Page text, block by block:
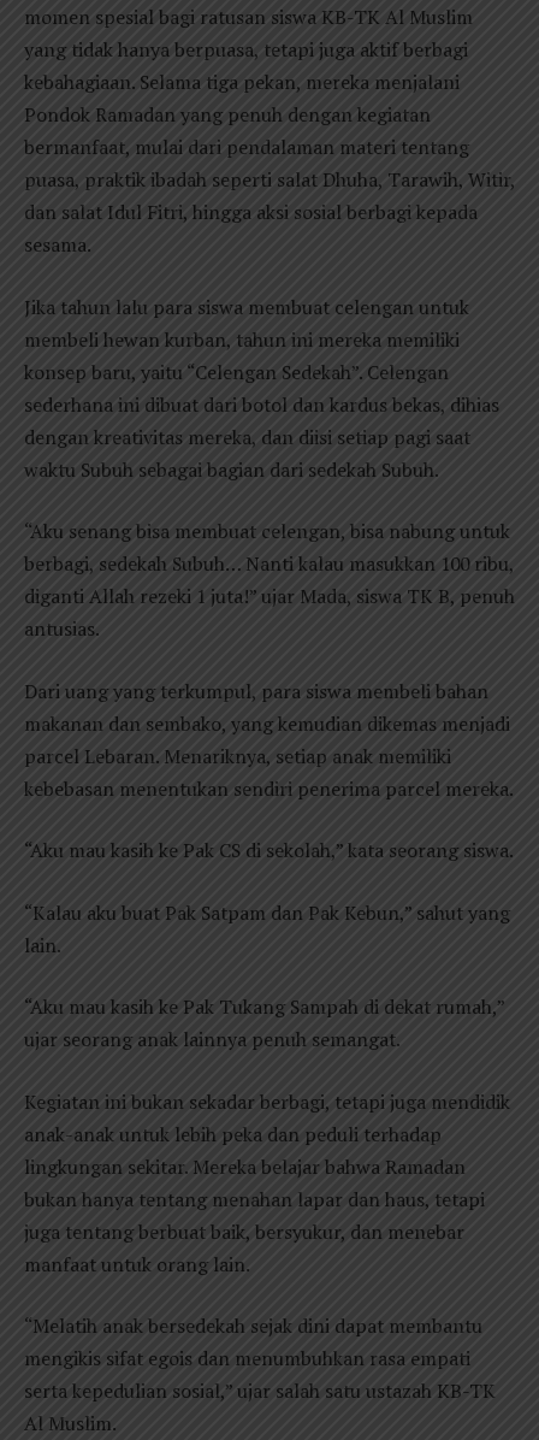
momen spesial bagi ratusan siswa KB-TK Al Muslim
yang tidak hanya berpuasa, tetapi juga aktif berbagi
kebahagiaan. Selama tiga pekan, mereka menjalani
Pondok Ramadan yang penuh dengan kegiatan
bermanfaat, mulai dari pendalaman materi tentang
puasa, praktik ibadah seperti salat Dhuha, Tarawih, Witir,
dan salat Idul Fitri, hingga aksi sosial berbagi kepada
sesama.
Jika tahun lalu para siswa membuat celengan untuk
membeli hewan kurban, tahun ini mereka memiliki
konsep baru, yaitu “Celengan Sedekah”. Celengan
sederhana ini dibuat dari botol dan kardus bekas, dihias
dengan kreativitas mereka, dan diisi setiap pagi saat
waktu Subuh sebagai bagian dari sedekah Subuh.
“Aku senang bisa membuat celengan, bisa nabung untuk
berbagi, sedekah Subuh… Nanti kalau masukkan 100 ribu,
diganti Allah rezeki 1 juta!” ujar Mada, siswa TK B, penuh
antusias.
Dari uang yang terkumpul, para siswa membeli bahan
makanan dan sembako, yang kemudian dikemas menjadi
parcel Lebaran. Menariknya, setiap anak memiliki
kebebasan menentukan sendiri penerima parcel mereka.
“Aku mau kasih ke Pak CS di sekolah,” kata seorang siswa.
“Kalau aku buat Pak Satpam dan Pak Kebun,” sahut yang
lain.
“Aku mau kasih ke Pak Tukang Sampah di dekat rumah,”
ujar seorang anak lainnya penuh semangat.
Kegiatan ini bukan sekadar berbagi, tetapi juga mendidik
anak-anak untuk lebih peka dan peduli terhadap
lingkungan sekitar. Mereka belajar bahwa Ramadan
bukan hanya tentang menahan lapar dan haus, tetapi
juga tentang berbuat baik, bersyukur, dan menebar
manfaat untuk orang lain.
“Melatih anak bersedekah sejak dini dapat membantu
mengikis sifat egois dan menumbuhkan rasa empati
serta kepedulian sosial,” ujar salah satu ustazah KB-TK
Al Muslim.